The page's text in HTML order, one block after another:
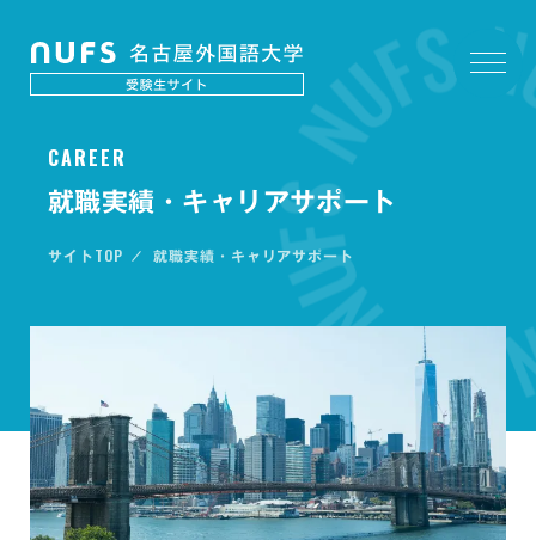
CAREER
就職実績・キャリアサポート
サイト TOP 就職実績・キャリアサポート